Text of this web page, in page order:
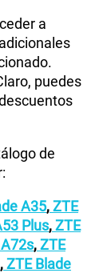
a
puedes
de
A35,ZTE
Plus,ZTE
,ZTE
,ZTE Blade